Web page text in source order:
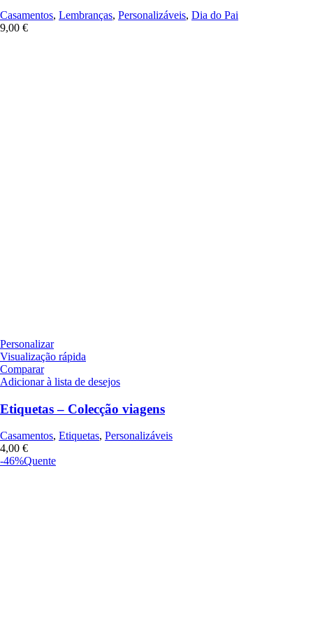
Casamentos, Lembranças, Personalizáveis, Dia do Pai
9,00 €
Personalizar
Visualização rápida
Comparar
Adicionar à lista de desejos
Etiquetas – Colecção viagens
Casamentos, Etiquetas, Personalizáveis
4,00 €
-46%Quente